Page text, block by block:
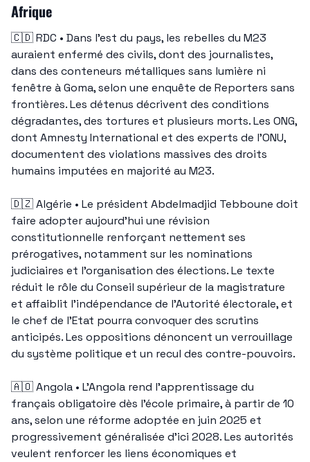
Afrique
🇨🇩 RDC • Dans l’est du pays, les rebelles du M23
auraient enfermé des civils, dont des journalistes,
dans des conteneurs métalliques sans lumière ni
fenêtre à Goma, selon une enquête de Reporters sans
frontières. Les détenus décrivent des conditions
dégradantes, des tortures et plusieurs morts. Les ONG,
dont Amnesty International et des experts de l’ONU,
documentent des violations massives des droits
humains imputées en majorité au M23.
🇩🇿 Algérie • Le président Abdelmadjid Tebboune doit
faire adopter aujourd’hui une révision
constitutionnelle renforçant nettement ses
prérogatives, notamment sur les nominations
judiciaires et l’organisation des élections. Le texte
réduit le rôle du Conseil supérieur de la magistrature
et affaiblit l’indépendance de l’Autorité électorale, et
le chef de l’Etat pourra convoquer des scrutins
anticipés. Les oppositions dénoncent un verrouillage
du système politique et un recul des contre-pouvoirs.
🇦🇴 Angola • L’Angola rend l’apprentissage du
français obligatoire dès l’école primaire, à partir de 10
ans, selon une réforme adoptée en juin 2025 et
progressivement généralisée d’ici 2028. Les autorités
veulent renforcer les liens économiques et